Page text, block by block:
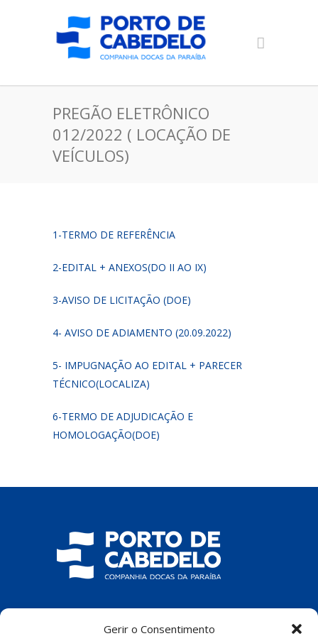
Gerir o Consentimento
PREGÃO ELETRÔNICO
012/2022 ( LOCAÇÃO DE
VEÍCULOS)
1-TERMO DE REFERÊNCIA
2-EDITAL + ANEXOS(DO II AO IX)
3-AVISO DE LICITAÇÃO (DOE)
4- AVISO DE ADIAMENTO (20.09.2022)
5- IMPUGNAÇÃO AO EDITAL + PARECER
TÉCNICO(LOCALIZA)
6-TERMO DE ADJUDICAÇÃO E
HOMOLOGAÇÃO(DOE)
COMPANHIA DOCAS DA PARAÍBA